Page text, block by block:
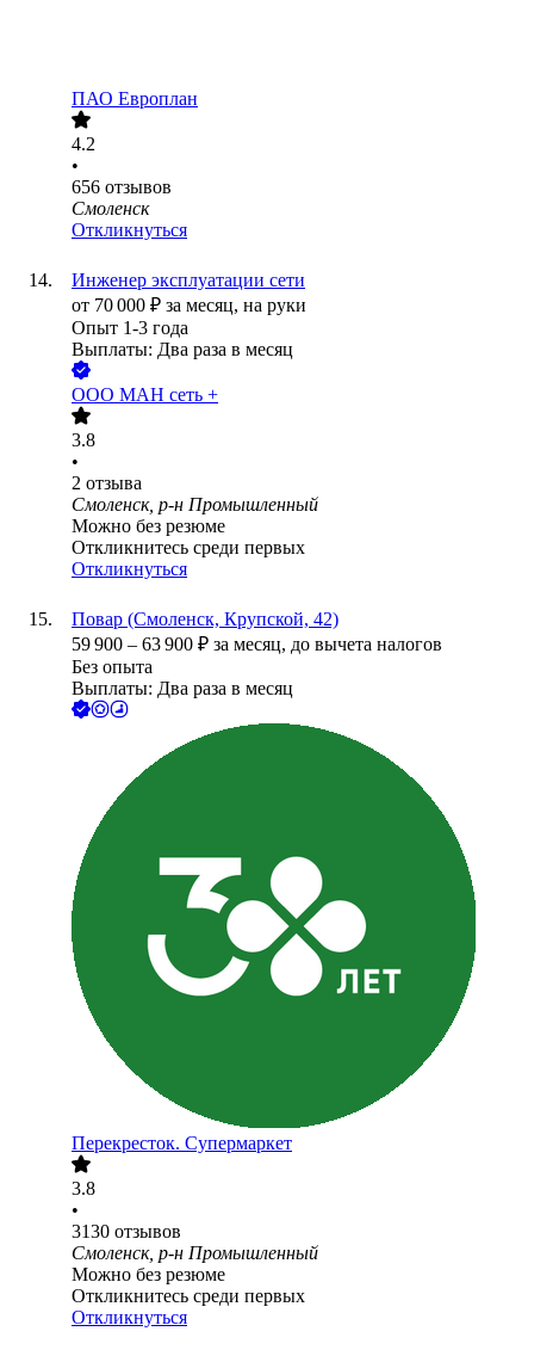
ПАО Европлан
4.2
•
656 отзывов
Смоленск
Откликнуться
Инженер эксплуатации сети
от 70 000 ₽ за месяц, на руки
Опыт 1-3 года
Выплаты: Два раза в месяц
ООО МАН сеть +
3.8
•
2 отзыва
Смоленск, р-н Промышленный
Можно без резюме
Откликнитесь среди первых
Откликнуться
Повар (Смоленск, Крупской, 42)
59 900 – 63 900 ₽ за месяц, до вычета налогов
Без опыта
Выплаты: Два раза в месяц
Перекресток. Супермаркет
3.8
•
3130 отзывов
Смоленск, р-н Промышленный
Можно без резюме
Откликнитесь среди первых
Откликнуться